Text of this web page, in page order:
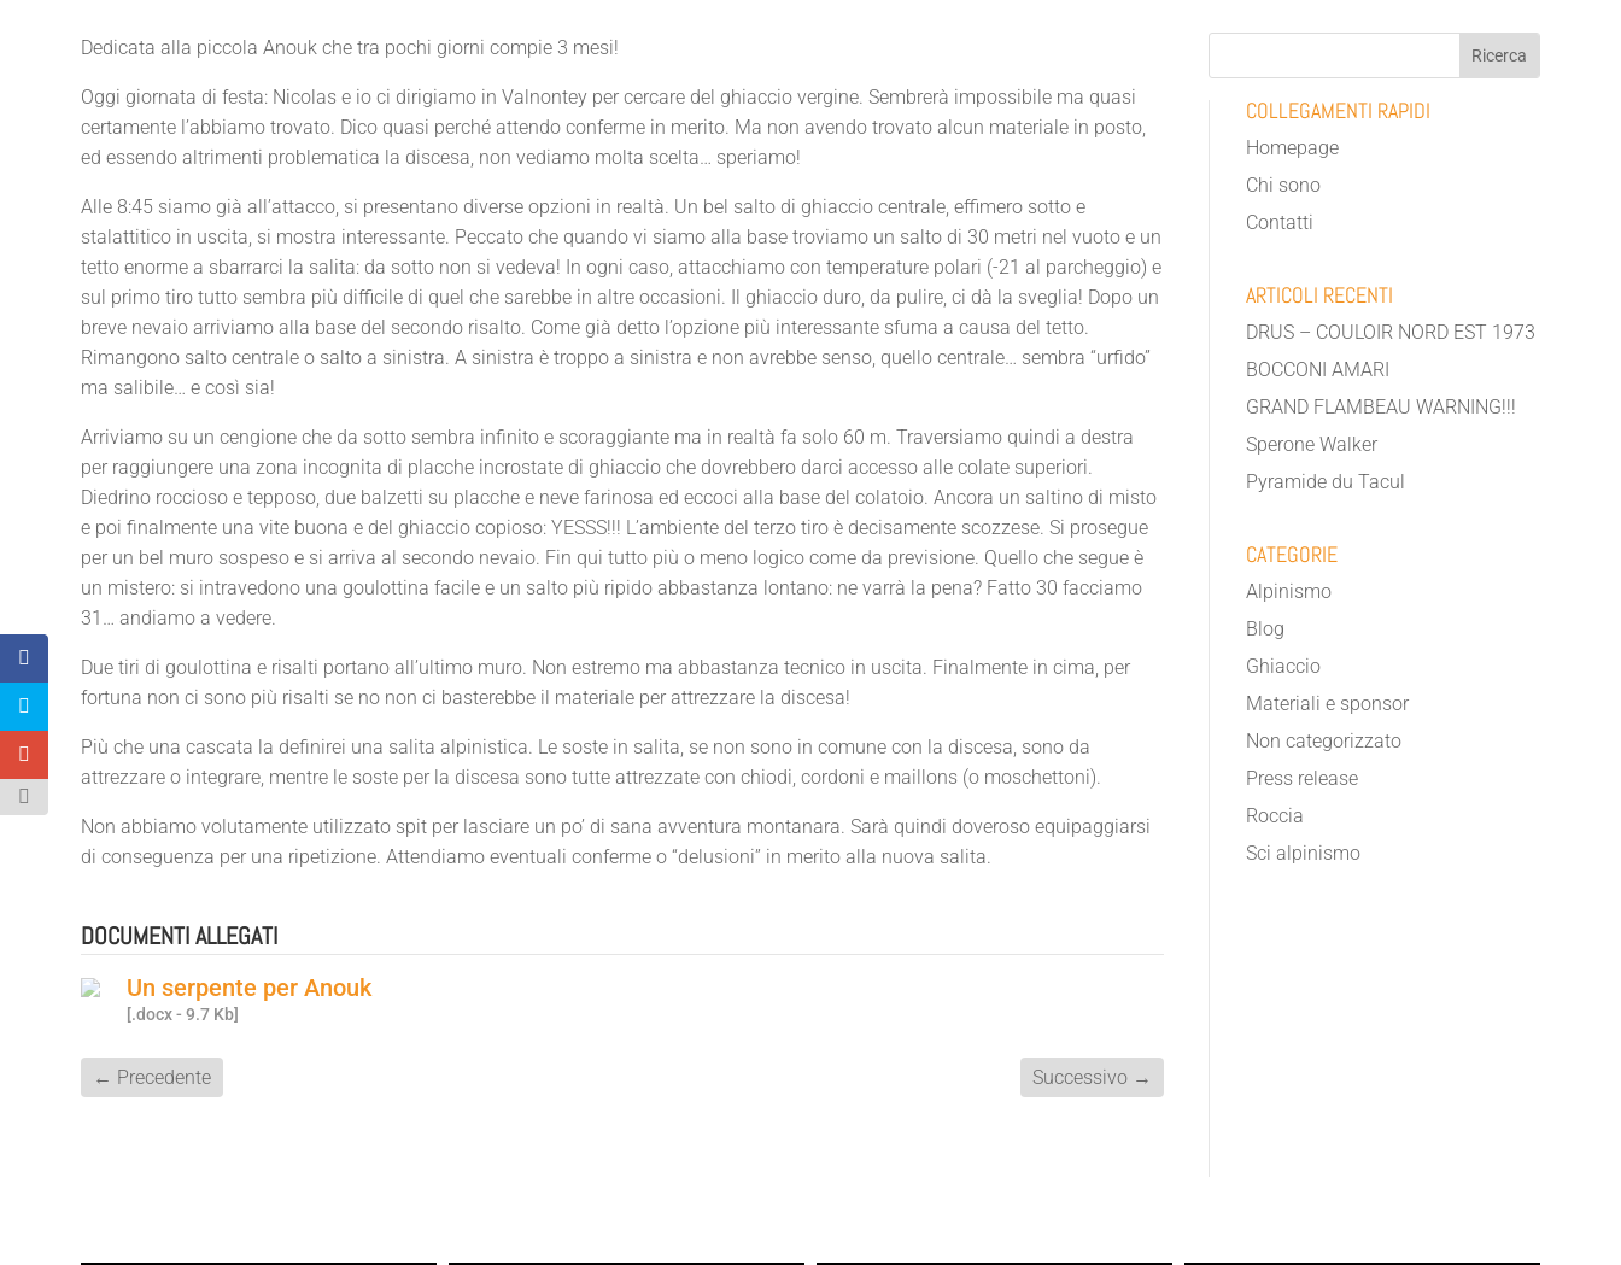
Dedicata alla piccola Anouk che tra pochi giorni compie 3 mesi!
Oggi giornata di festa: Nicolas e io ci dirigiamo in Valnontey per cercare del ghiaccio vergine. Sembrerà impossibile ma quasi
certamente l’abbiamo trovato. Dico quasi perché attendo conferme in merito. Ma non avendo trovato alcun materiale in posto,
ed essendo altrimenti problematica la discesa, non vediamo molta scelta… speriamo!
Alle 8:45 siamo già all’attacco, si presentano diverse opzioni in realtà. Un bel salto di ghiaccio centrale, effimero sotto e
stalattitico in uscita, si mostra interessante. Peccato che quando vi siamo alla base troviamo un salto di 30 metri nel vuoto e un
tetto enorme a sbarrarci la salita: da sotto non si vedeva! In ogni caso, attacchiamo con temperature polari (-21 al parcheggio) e
sul primo tiro tutto sembra più difficile di quel che sarebbe in altre occasioni. Il ghiaccio duro, da pulire, ci dà la sveglia! Dopo un
breve nevaio arriviamo alla base del secondo risalto. Come già detto l’opzione più interessante sfuma a causa del tetto.
Rimangono salto centrale o salto a sinistra. A sinistra è troppo a sinistra e non avrebbe senso, quello centrale… sembra “urfido”
ma salibile… e così sia!
Arriviamo su un cengione che da sotto sembra infinito e scoraggiante ma in realtà fa solo 60 m. Traversiamo quindi a destra
per raggiungere una zona incognita di placche incrostate di ghiaccio che dovrebbero darci accesso alle colate superiori.
Diedrino roccioso e tepposo, due balzetti su placche e neve farinosa ed eccoci alla base del colatoio. Ancora un saltino di misto
e poi finalmente una vite buona e del ghiaccio copioso: YESSS!!! L’ambiente del terzo tiro è decisamente scozzese. Si prosegue
per un bel muro sospeso e si arriva al secondo nevaio. Fin qui tutto più o meno logico come da previsione. Quello che segue è
un mistero: si intravedono una goulottina facile e un salto più ripido abbastanza lontano: ne varrà la pena? Fatto 30 facciamo
31… andiamo a vedere.
Due tiri di goulottina e risalti portano all’ultimo muro. Non estremo ma abbastanza tecnico in uscita. Finalmente in cima, per
fortuna non ci sono più risalti se no non ci basterebbe il materiale per attrezzare la discesa!
Più che una cascata la definirei una salita alpinistica. Le soste in salita, se non sono in comune con la discesa, sono da
attrezzare o integrare, mentre le soste per la discesa sono tutte attrezzate con chiodi, cordoni e maillons (o moschettoni).
Non abbiamo volutamente utilizzato spit per lasciare un po’ di sana avventura montanara. Sarà quindi doveroso equipaggiarsi
di conseguenza per una ripetizione. Attendiamo eventuali conferme o “delusioni” in merito alla nuova salita.
DOCUMENTI ALLEGATI
Un serpente per Anouk
[.docx - 9.7 Kb]
← Precedente Successivo →
COLLEGAMENTI RAPIDI
Homepage
Chi sono
Contatti
ARTICOLI RECENTI
DRUS – COULOIR NORD EST 1973
BOCCONI AMARI
GRAND FLAMBEAU WARNING!!!
Sperone Walker
Pyramide du Tacul
CATEGORIE
Alpinismo
Blog
Ghiaccio
Materiali e sponsor
Non categorizzato
Press release
Roccia
Sci alpinismo